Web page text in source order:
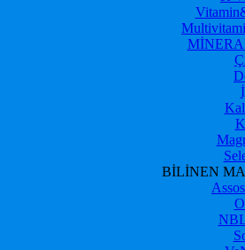
BİLİNEN